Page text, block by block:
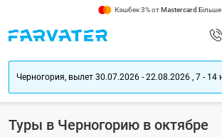
Кэшбек 3% отMastercard Більше
Туры в Черногорию в октябре